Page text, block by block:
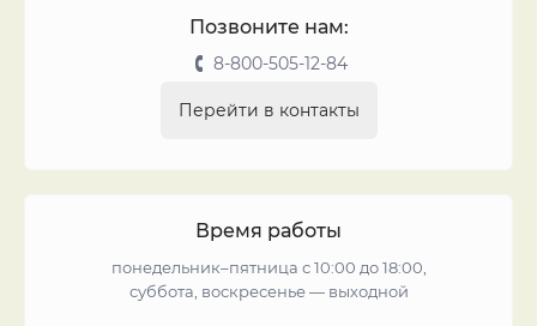
Позвоните нам:
8-800-505-12-84
Перейти в контакты
Время работы
понедельник–пятница с 10:00 до 18:00,
суббота, воскресенье — выходной